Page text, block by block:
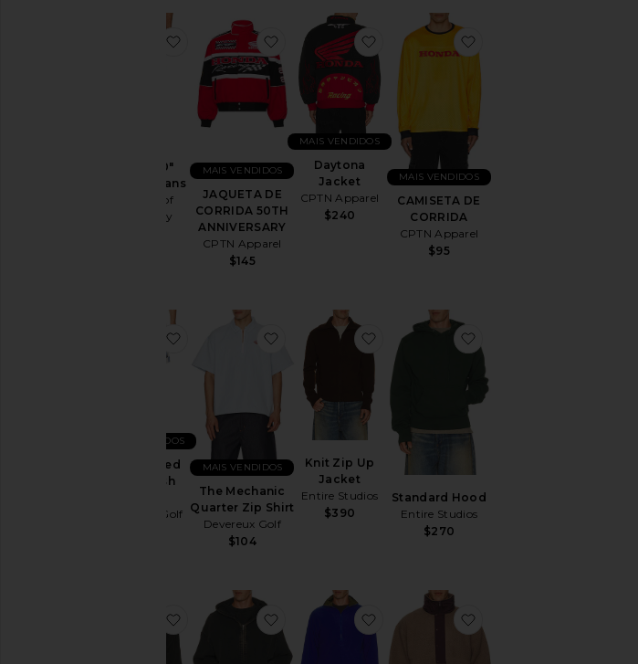
Elijah 30"
Inseam Jeans
Citizens of
Humanity
favoritoElijah 30" Inseam Jeans
JAQUETA DE
CORRIDA 50TH
ANNIVERSARY
CPTN Apparel
$145
MAIS VENDIDOS
favoritoJAQUETA DE CORRIDA 50TH ANNIVERSARY
Daytona
Jacket
CPTN Apparel
$240
MAIS VENDIDOS
favoritoDaytona Jacket
CAMISETA DE
CORRIDA
CPTN Apparel
$95
MAIS VENDIDOS
The Printed
Golf Mesh
Devereux Golf
MAIS VENDIDOS
favoritoThe Printed Golf Mesh Short
The Mechanic
Quarter Zip Shirt
Devereux Golf
$104
MAIS VENDIDOS
favoritoThe Mechanic Quarter Zip Shirt
Knit Zip Up
Jacket
Entire Studios
$390
favoritoKnit Zip Up Jacket
Standard Hood
Entire Studios
$270
favoritoPort PulloverfavoritoThermal HoodfavoritoShell Fleece